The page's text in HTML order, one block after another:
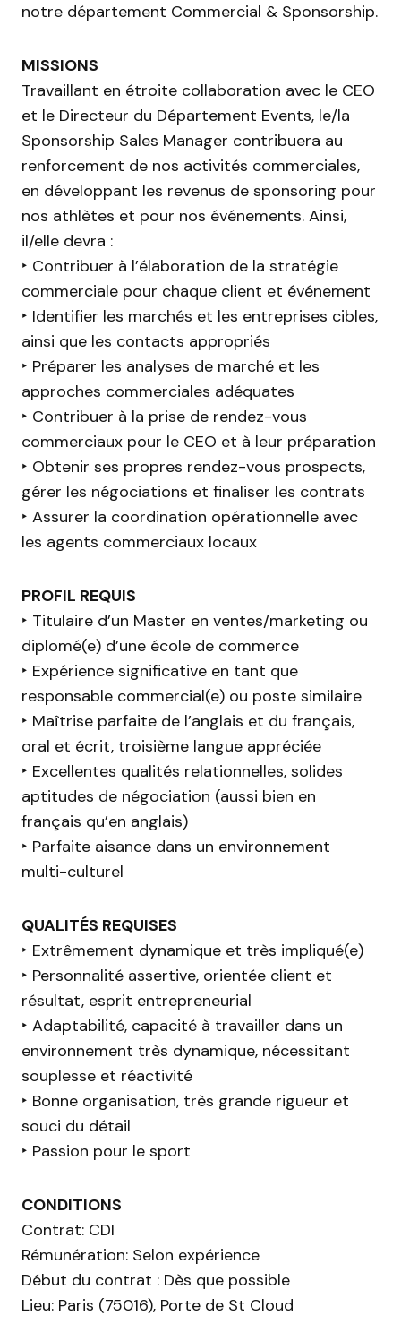
notre département Commercial & Sponsorship.
MISSIONS
Travaillant en étroite collaboration avec le CEO
et le Directeur du Département Events, le/la
Sponsorship Sales Manager contribuera au
renforcement de nos activités commerciales,
en développant les revenus de sponsoring pour
nos athlètes et pour nos événements. Ainsi,
il/elle devra :
‣ Contribuer à l’élaboration de la stratégie
commerciale pour chaque client et événement
‣ Identifier les marchés et les entreprises cibles,
ainsi que les contacts appropriés
‣ Préparer les analyses de marché et les
approches commerciales adéquates
‣ Contribuer à la prise de rendez-vous
commerciaux pour le CEO et à leur préparation
‣ Obtenir ses propres rendez-vous prospects,
gérer les négociations et finaliser les contrats
‣ Assurer la coordination opérationnelle avec
les agents commerciaux locaux
PROFIL REQUIS
‣ Titulaire d’un Master en ventes/marketing ou
diplomé(e) d’une école de commerce
‣ Expérience significative en tant que
responsable commercial(e) ou poste similaire
‣ Maîtrise parfaite de l’anglais et du français,
oral et écrit, troisième langue appréciée
‣ Excellentes qualités relationnelles, solides
aptitudes de négociation (aussi bien en
français qu’en anglais)
‣ Parfaite aisance dans un environnement
multi-culturel
QUALITÉS REQUISES
‣ Extrêmement dynamique et très impliqué(e)
‣ Personnalité assertive, orientée client et
résultat, esprit entrepreneurial
‣ Adaptabilité, capacité à travailler dans un
environnement très dynamique, nécessitant
souplesse et réactivité
‣ Bonne organisation, très grande rigueur et
souci du détail
‣ Passion pour le sport
CONDITIONS
Contrat: CDI
Rémunération: Selon expérience
Début du contrat : Dès que possible
Lieu: Paris (75016), Porte de St Cloud